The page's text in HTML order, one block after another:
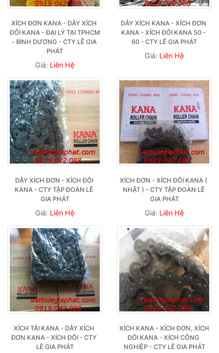
XÍCH ĐƠN KANA - DÂY XÍCH
ĐÔI KANA - ĐẠI LÝ TẠI TPHCM
- BÌNH DƯƠNG - CTY LÊ GIA
PHÁT
Giá: Liên Hệ
DÂY XÍCH KANA - XÍCH ĐƠN
KANA - XÍCH ĐÔI KANA 50 -
60 - CTY LÊ GIA PHÁT
Giá: Liên Hệ
DÂY XÍCH ĐƠN - XÍCH ĐÔI
KANA - CTY TẬP ĐOÀN LÊ
GIA PHÁT
Giá: Liên Hệ
XÍCH ĐƠN - XÍCH ĐÔI KANA (
NHẬT ) - CTY TẬP ĐOÀN LÊ
GIA PHÁT
Giá: Liên Hệ
XÍCH TẢI KANA - DÂY XÍCH
ĐƠN KANA - XÍCH ĐÔI - CTY
LÊ GIA PHÁT
XÍCH KANA - XÍCH ĐƠN, XÍCH
ĐÔI KANA - XÍCH CÔNG
NGHIỆP - CTY LÊ GIA PHÁT